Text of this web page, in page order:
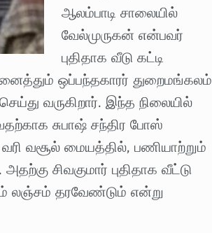
ஆலம்பாடி சாலையில்
வேல்முருகன் என்பவர்
புதிதாக வீடு கட்டி
ஒப்பந்தகாரர் துறைமங்கலம்
வருகிறார். இந்த நிலையில்
சுபாஷ் சந்திர போஸ்
வசூல் மையத்தில், பணியாற்றும்
சிவகுமார் புதிதாக வீட்டு
லஞ்சம் தரவேண்டும் என்று